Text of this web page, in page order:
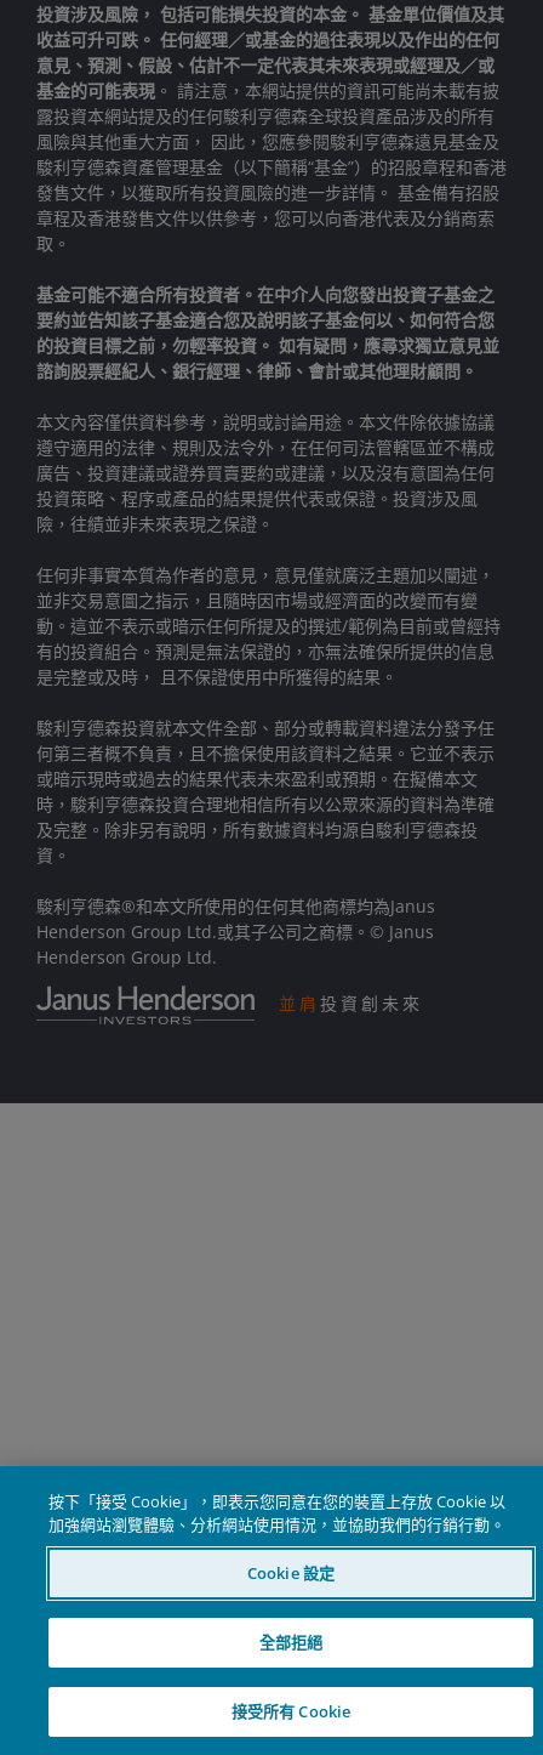
投資涉及風險， 包括可能損失投資的本金。 基金單位價值及其
收益可升可跌。 任何經理／或基金的過往表現以及作出的任何
意見、預測、假設、估計不一定代表其未來表現或經理及／或
基金的可能表現 。 請注意，本網站提供的資訊可能尚未載有披
露投資本網站提及的任何駿利亨德森全球投資產品涉及的所有
風險與其他重大方面， 因此，您應參閱駿利亨德森遠見基金及
駿利亨德森資產管理基金（以下簡稱“基金”）的招股章程和香港
發售文件，以獲取所有投資風險的進一步詳情。 基金備有招股
章程及香港發售文件以供參考，您可以向香港代表及分銷商索
取。
基金可能不適合所有投資者。在中介人向您發出投資子基金之
要約並告知該子基金適合您及說明該子基金何以、如何符合您
的投資目標之前，勿輕率投資。 如有疑問，應尋求獨立意見並
諮詢股票經紀人、銀行經理、律師、會計或其他理財顧問。
本文內容僅供資料參考，說明或討論用途。本文件除依據協議
遵守適用的法律、規則及法令外，在任何司法管轄區並不構成
廣告、投資建議或證券買賣要約或建議，以及沒有意圖為任何
投資策略、程序或產品的結果提供代表或保證。投資涉及風
險，往績並非未來表現之保證。
任何非事實本質為作者的意見，意見僅就廣泛主題加以闡述，
並非交易意圖之指示，且隨時因市場或經濟面的改變而有變
動。這並不表示或暗示任何所提及的撰述/範例為目前或曾經持
有的投資組合。預測是無法保證的，亦無法確保所提供的信息
是完整或及時， 且不保證使用中所獲得的結果。
駿利亨德森投資就本文件全部、部分或轉載資料違法分發予任
何第三者概不負責，且不擔保使用該資料之結果。它並不表示
或暗示現時或過去的結果代表未來盈利或預期。在擬備本文
時，駿利亨德森投資合理地相信所有以公眾來源的資料為準確
及完整。除非另有說明，所有數據資料均源自駿利亨德森投
資。
駿利亨德森®和本文所使用的任何其他商標均為Janus
Henderson Group Ltd.或其子公司之商標。© Janus
Henderson Group Ltd.
並肩 投資創未來
按下「接受 Cookie」，即表示您同意在您的裝置上存放 Cookie 以
加強網站瀏覽體驗、分析網站使用情況，並協助我們的行銷行動。
Cookie 設定
全部拒絕
接受所有 Cookie